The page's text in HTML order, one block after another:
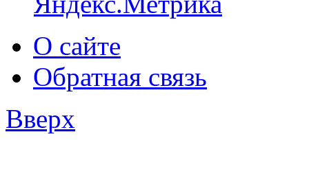
О сайте
Обратная связь
Вверх